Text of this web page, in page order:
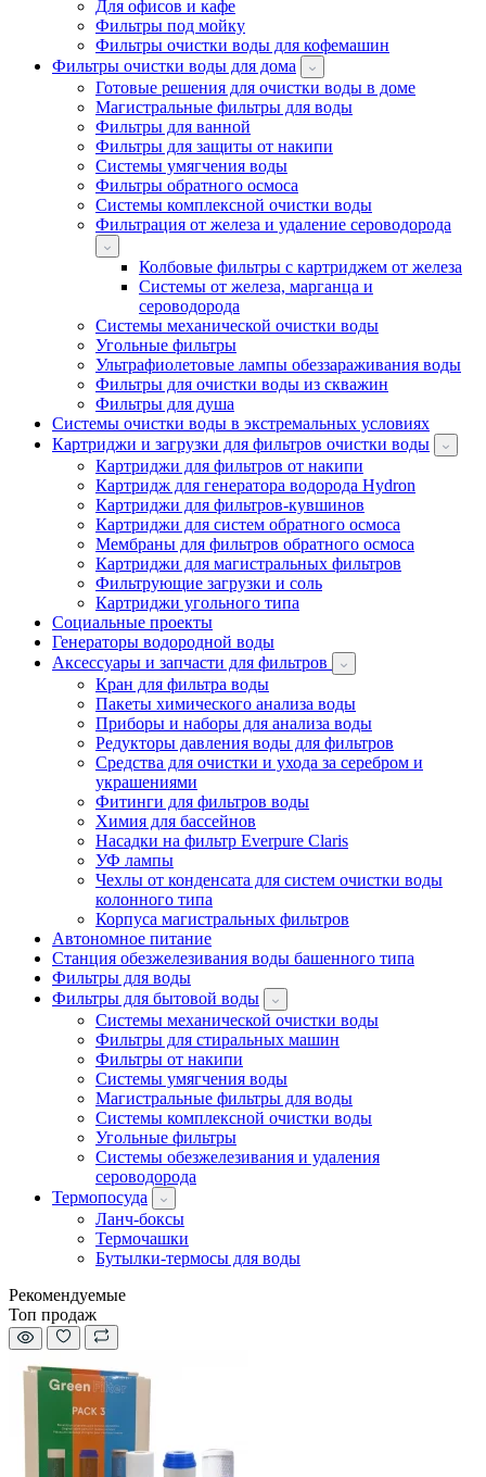
Для офисов и кафе
Фильтры под мойку
Фильтры очистки воды для кофемашин
Фильтры очистки воды для дома
Готовые решения для очистки воды в доме
Магистральные фильтры для воды
Фильтры для ванной
Фильтры для защиты от накипи
Системы умягчения воды
Фильтры обратного осмоса
Системы комплексной очистки воды
Фильтрация от железа и удаление сероводорода
Колбовые фильтры с картриджем от железа
Системы от железа, марганца и
сероводорода
Системы механической очистки воды
Угольные фильтры
Ультрафиолетовые лампы обеззараживания воды
Фильтры для очистки воды из скважин
Фильтры для душа
Системы очистки воды в экстремальных условиях
Картриджи и загрузки для фильтров очистки воды
Картриджи для фильтров от накипи
Картридж для генератора водорода Hydron
Картриджи для фильтров-кувшинов
Картриджи для систем обратного осмоса
Мембраны для фильтров обратного осмоса
Картриджи для магистральных фильтров
Фильтрующие загрузки и соль
Картриджи угольного типа
Социальные проекты
Генераторы водородной воды
Аксессуары и запчасти для фильтров
Кран для фильтра воды
Пакеты химического анализа воды
Приборы и наборы для анализа воды
Редукторы давления воды для фильтров
Средства для очистки и ухода за серебром и
украшениями
Фитинги для фильтров воды
Химия для бассейнов
Насадки на фильтр Everpure Claris
УФ лампы
Чехлы от конденсата для систем очистки воды
колонного типа
Корпуса магистральных фильтров
Автономное питание
Станция обезжелезивания воды башенного типа
Фильтры для воды
Фильтры для бытовой воды
Системы механической очистки воды
Фильтры для стиральных машин
Фильтры от накипи
Системы умягчения воды
Магистральные фильтры для воды
Системы комплексной очистки воды
Угольные фильтры
Системы обезжелезивания и удаления
сероводорода
Термопосуда
Ланч-боксы
Термочашки
Бутылки-термосы для воды
Рекомендуемые
Топ продаж